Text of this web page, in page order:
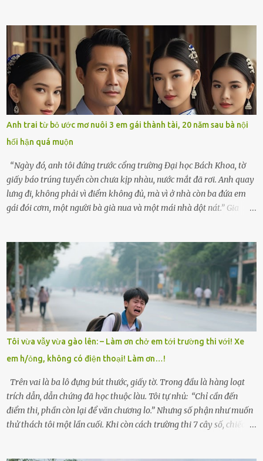
không kém. Ông Minh, vốn là một người đàn ông điềm đạm, ít nói,
hôm ấy lại đặc biệt vui vẻ. Ông chuẩn bị hành lý cho chuyến đi biển
cùng cô con gái 8 tuổi tên Thảo. “Em ở nhà nghỉ ngơi nhé, anh đưa
con đi biển hai ngày, để nó được ngắm sóng, nghịch cát. Về chắc nó
sẽ kể cho em nghe cả tuần không hết chuyện.” – Ông Minh cười
hiền, vuốt tóc vợ. Bà Hạnh nhìn chồng và con gái ríu rít chuẩn bị mà
lòng cũng rộn ràng. Bà vốn ít có dịp đi xa vì còn bận buôn bán ở chợ,
nên lần này cũng đành ở nhà. Thảo ôm chầm lấy mẹ trước khi đi:
“Con sẽ nhặt thật nhiều vỏ sò cho mẹ nhé!” Chiếc xe khách lăn
bánh rời khỏi bến...
Anh trai từ bỏ ước mơ nuôi 3 em gái thành tài, 20 năm sau bà nội
hối hận quá muộn
“Ngày đó, anh tôi đứng trước cổng trường Đại học Bách Khoa, tờ
giấy báo trúng tuyển còn chưa kịp nhàu, nước mắt đã rơi. Anh quay
lưng đi, không phải vì điểm không đủ, mà vì ở nhà còn ba đứa em
gái đói cơm, một người bà già nua và một mái nhà dột nát.” Gia
có tin tức. Mọi gánh nặng đổ dồn lên đôi vai gầy guộc của bà nội –
cụ Nguyễn Thị Đào – và cậu con trai cả là Trí, lúc đó mới chỉ 17 tuổi.
Trí là học sinh giỏi toàn huyện, học lớp 12 nhưng đã biết làm ruộng,
làm thuê, biết đi cày thuê từ 4h sáng rồi lại tất tả về đi học. Người
trong làng thương lắm, bảo: “Thằng Trí học giỏi mà hiền, sau này
nên ông này bà nọ đó!” Trí có ba cô em gái: Mai, Lan và Hương – ba
cái tên mẹ đặt lúc còn sống, mong tụi nhỏ sau này như hoa mai nở
giữa mùa đông. Nhưng hoa có đẹp mấy cũng cần đất màu, mà nhà
thì chỉ toàn đất sỏi đá và khốn khó. Năm đó, Trí đỗ Đại học Bách
Khoa Hà...
Tôi vừa vẫy vừa gào lên: – Làm ơn chở em tới trường thi với! Xe
em h/ỏng, không có điện thoại! Làm ơn…!
Trên vai là ba lô đựng bút thước, giấy tờ. Trong đầu là hàng loạt
trích dẫn, dẫn chứng đã học thuộc làu. Tôi tự nhủ: “Chỉ cần đến
điểm thi, phần còn lại để văn chương lo.” Nhưng số phận như muốn
thử thách tôi một lần cuối. Khi còn cách trường thi 7 cây số, chiếc xe